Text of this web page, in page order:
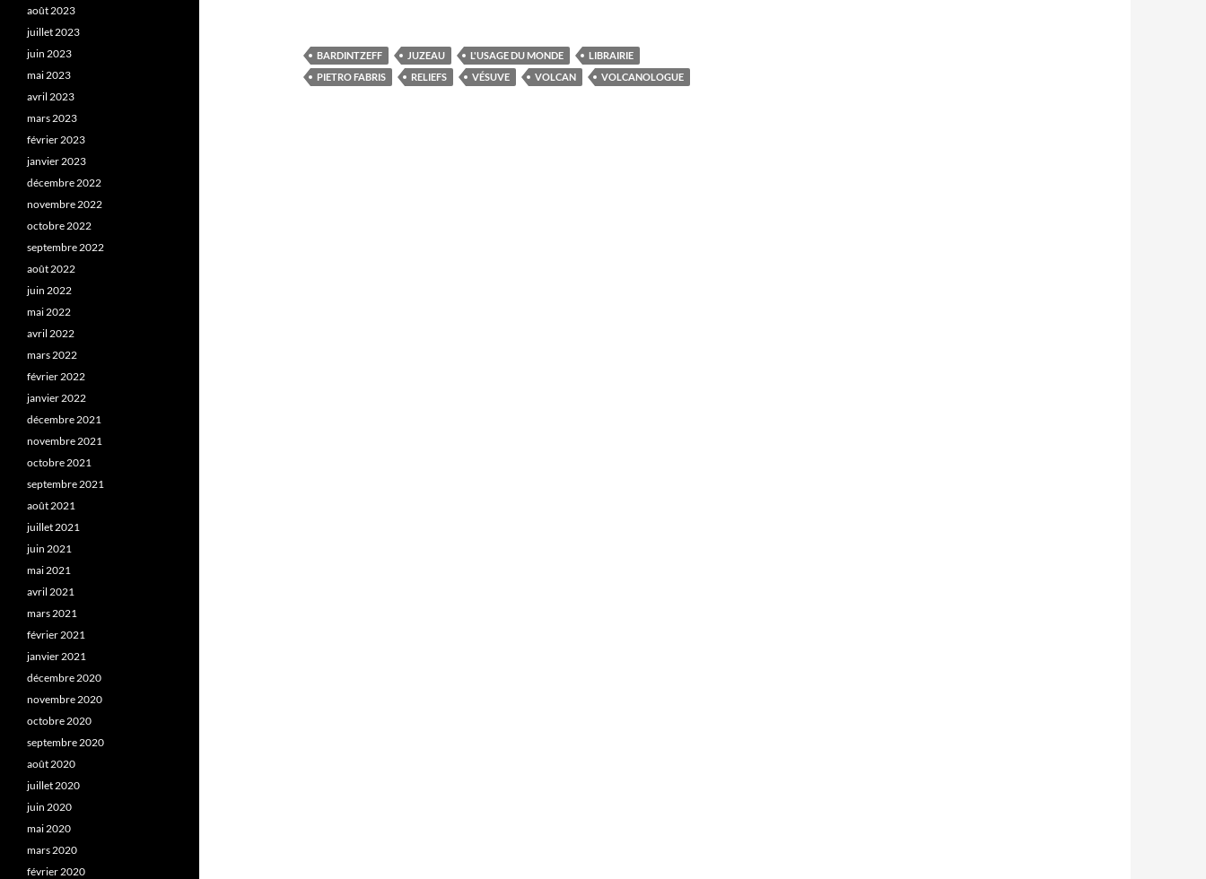
BARDINTZEFF JUZEAU L'USAGE DU MONDE
LIBRAIRIE
PIETRO FABRIS
RELIEFS VÉSUVE VOLCAN VOLCANOLOGUE
août 2023
juillet 2023
juin 2023
mai 2023
avril 2023
mars 2023
février 2023
janvier 2023
décembre 2022
novembre 2022
octobre 2022
septembre 2022
août 2022
juin 2022
mai 2022
avril 2022
mars 2022
février 2022
janvier 2022
décembre 2021
novembre 2021
octobre 2021
septembre 2021
août 2021
juillet 2021
juin 2021
mai 2021
avril 2021
mars 2021
février 2021
janvier 2021
décembre 2020
novembre 2020
octobre 2020
septembre 2020
août 2020
juillet 2020
juin 2020
mai 2020
mars 2020
février 2020